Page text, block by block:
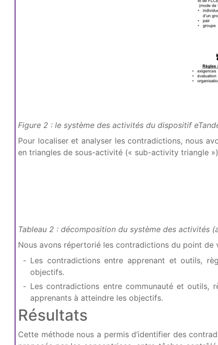
Figure 2 : le système des activités du dispositif
Pour localiser et analyser les contradictions, nous
en triangles de sous-activité (« sub-activity triangle
Tableau 2 : décomposition du système des activités
Nous avons répertorié les contradictions du point
Les contradictions entre apprenant et outils,
objectifs.
Les contradictions entre communauté et outils,
apprenants à atteindre les objectifs.
Résultats
Cette méthode nous a permis d’identifier des